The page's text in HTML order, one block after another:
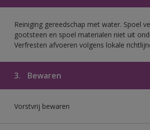
Reiniging gereedschap met water. Spoel
gootsteen en spoel materialen niet uit
Verfresten afvoeren volgens lokale
3. Bewaren
Vorstvrij bewaren